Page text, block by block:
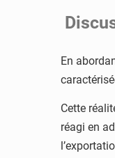
En
Cette
réagi en